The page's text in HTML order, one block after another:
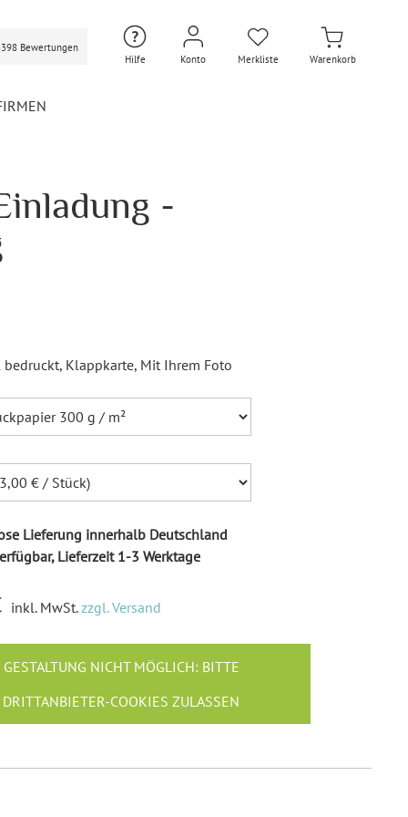
Bewertungen
Hilfe
Konto Merkliste Warenkorb
Hochzeit Extras
Hochzeit Briefumschläge
Flaschenetiketten
Hochzeit
Ballonkarten Hochzeit
Hochzeit
Hochzeit
Hochzeit Ringkissen / -
Willkommensschilder
-
, Klappkarte, Mit Ihrem Foto
Lieferung innerhalb Deutschland
Lieferzeit 1-3 Werktage
inkl. MwSt.zzgl. Versand
GESTALTUNG NICHT MÖGLICH: BITTE
DRITTANBIETER-COOKIES ZULASSEN